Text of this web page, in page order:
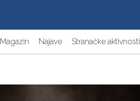
Magazin Najave Stranačke aktivnosti